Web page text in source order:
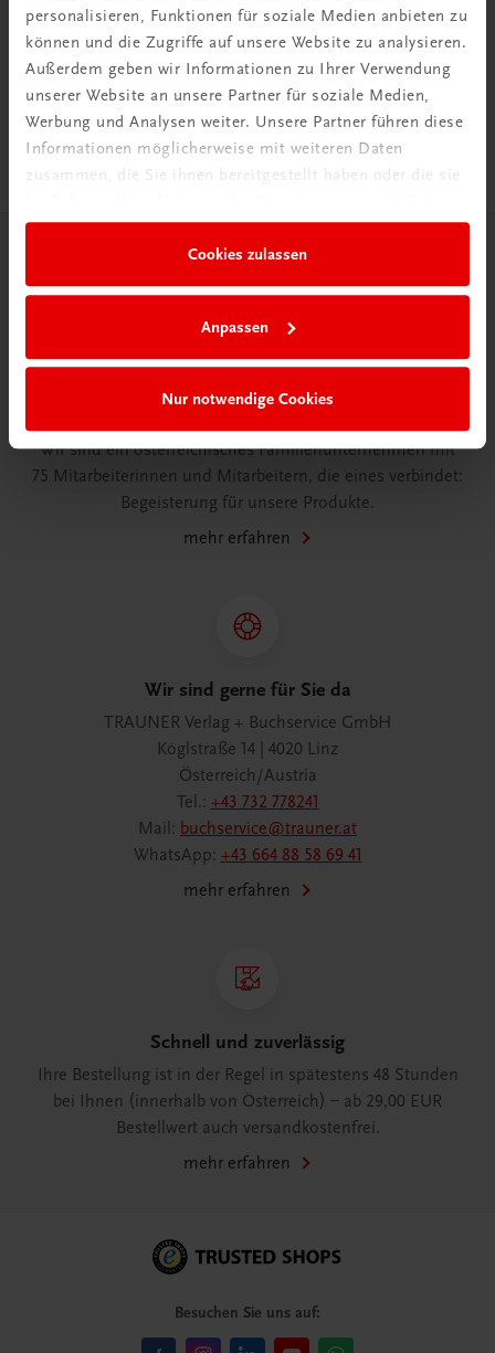
personalisieren, Funktionen für soziale Medien anbieten zu
können und die Zugriffe auf unsere Website zu analysieren.
Außerdem geben wir Informationen zu Ihrer Verwendung
unserer Website an unsere Partner für soziale Medien,
Werbung und Analysen weiter. Unsere Partner führen diese
Informationen möglicherweise mit weiteren Daten
zusammen, die Sie ihnen bereitgestellt haben oder die sie
Cookies zulassen
Anpassen
Nur notwendige Cookies
Rabattcode erhalten
Newsletter abonnieren
& Versandkosten sparen
Jetzt anmelden
Herzlich willkommen bei TRAUNER!
Wir sind ein österreichisches Familienunternehmen mit
75 Mitarbeiterinnen und Mitarbeitern, die eines verbindet:
Begeisterung für unsere Produkte.
mehr erfahren
Wir sind gerne für Sie da
TRAUNER Verlag + Buchservice GmbH
Köglstraße 14 | 4020 Linz
Österreich/Austria
Tel.: +43 732 778241
Mail: buchservice@trauner.at
WhatsApp: +43 664 88 58 69 41
mehr erfahren
Schnell und zuverlässig
Ihre Bestellung ist in der Regel in spätestens 48 Stunden
bei Ihnen (innerhalb von Österreich) – ab 29,00 EUR
Bestellwert auch versandkostenfrei.
mehr erfahren
Besuchen Sie uns auf: